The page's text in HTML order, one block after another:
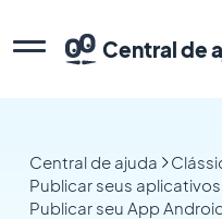
Central de
Central de ajuda
Publicar seus
Publicar seu App